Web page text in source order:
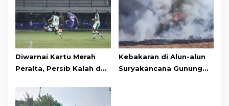
Diwarnai Kartu Merah
Peralta, Persib Kalah dari
Adu Penalti
Kebakaran di Alun-alun
Suryakancana Gunung